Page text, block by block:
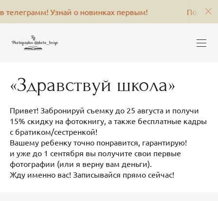
Узнай о новинках первым! Подпишись на
«Здравствуй школа»
Привет! Забронируй съемку до 25 августа и получи
15% скидку на фотокнигу, а также бесплатные кадры
с братиком/сестренкой!
Вашему ребенку точно понравится, гарантирую!
и уже до 1 сентября вы получите свои первые
фотографии (или я верну вам деньги).
Жду именно вас! Записывайся прямо сейчас!